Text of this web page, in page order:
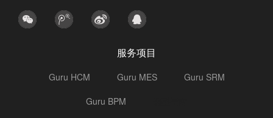
服务项目
Guru HCM Guru MES
Guru SRM
Guru BPM